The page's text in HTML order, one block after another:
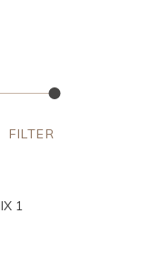
FILTER
1